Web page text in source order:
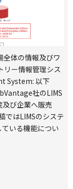
全体の情報及びワ
リー情報管理シス
System: 以下
社のLIMS
び企業へ販売
ではLIMSのシステ
いる機能につい